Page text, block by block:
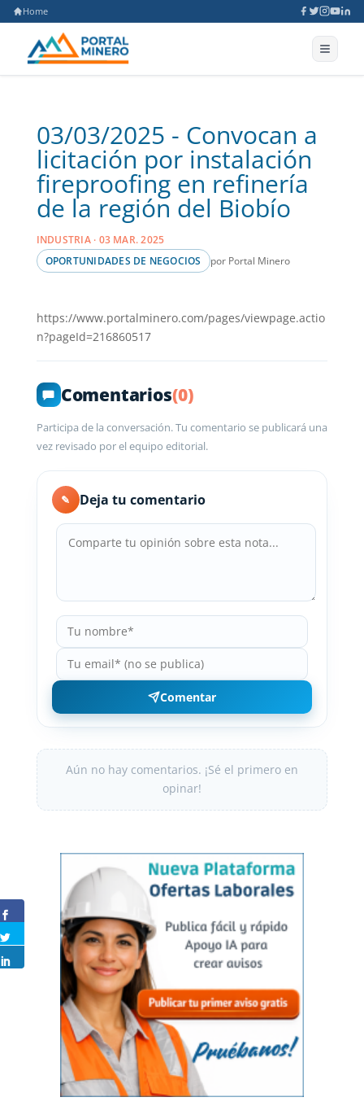
Home
03/03/2025 - Convocan a
licitación por instalación
fireproofing en refinería
de la región del Biobío
INDUSTRIA · 03 MAR. 2025
OPORTUNIDADES DE NEGOCIOS
por Portal Minero
https://www.portalminero.com/pages/viewpage.actio
n?pageId=216860517
Comentarios(0)
Participa de la conversación. Tu comentario se publicará una
vez revisado por el equipo editorial.
✎ Deja tu comentario
Comentar
Aún no hay comentarios. ¡Sé el primero en
opinar!